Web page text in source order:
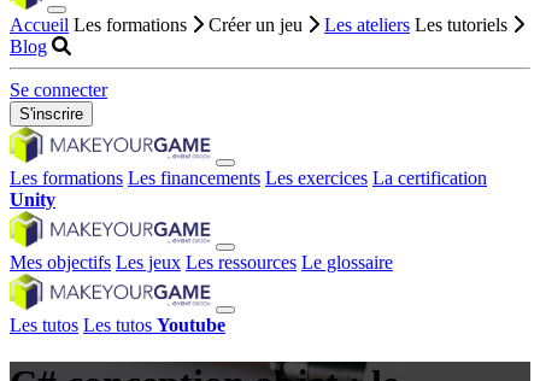
Accueil Les formations Créer un jeu Les ateliers Les tutoriels
Blog
Se connecter
S'inscrire
Les formations Les financements Les exercices La certification
Unity
Mes objectifs Les jeux Les ressources Le glossaire
Les tutos Les tutos Youtube